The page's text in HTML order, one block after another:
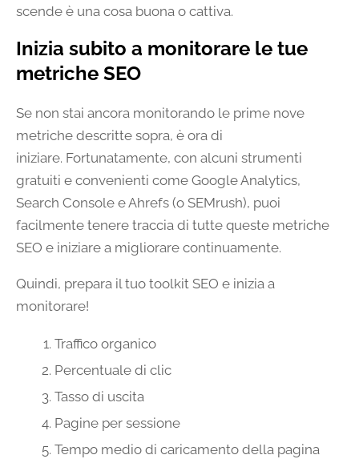
scende è una cosa buona o cattiva.
Inizia subito a monitorare le tue
metriche SEO
Se non stai ancora monitorando le prime nove
metriche descritte sopra, è ora di
iniziare. Fortunatamente, con alcuni strumenti
gratuiti e convenienti come Google Analytics,
Search Console e Ahrefs (o SEMrush), puoi
facilmente tenere traccia di tutte queste metriche
SEO e iniziare a migliorare continuamente.
Quindi, prepara il tuo toolkit SEO e inizia a
monitorare!
Traffico organico
Percentuale di clic
Tasso di uscita
Pagine per sessione
Tempo medio di caricamento della pagina